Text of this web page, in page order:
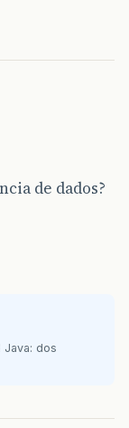
de dados?
Java: dos